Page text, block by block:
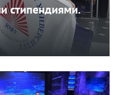
стипендиями.